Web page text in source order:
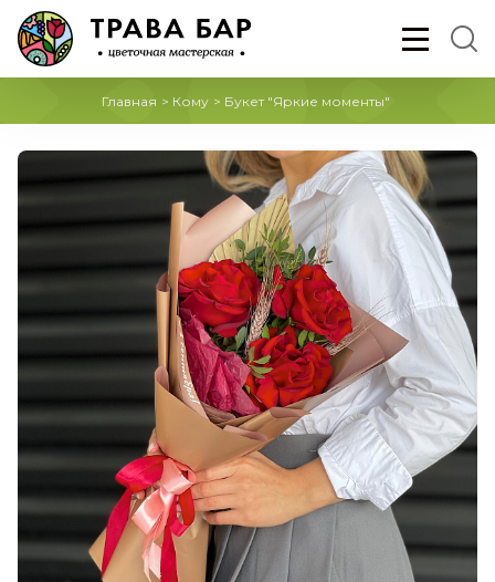
Главная > Кому > Букет "Яркие моменты"